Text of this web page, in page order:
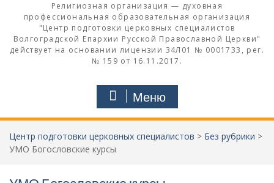
Религиозная организация — духовная
профессиональная образовательная организация
"Центр подготовки церковных специалистов
Волгоградской Eпархии Русской Православной Церкви"
действует на основании лицензии 34Л01 № 0001733, рег.
№ 159 от 16.11.2017.
Меню
Центр подготовки церковных специалистов > Без рубрики >
УМО Богословские курсы